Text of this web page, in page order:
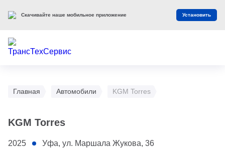
Главная Автомобили KGM Torres
KGM Torres
2025 Уфа, ул. Маршала Жукова, 36
Скачивайте наше мобильное приложение Установить